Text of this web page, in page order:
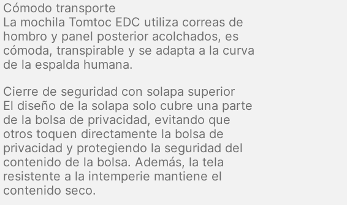
Cómodo transporte
La mochila Tomtoc EDC utiliza correas de
hombro y panel posterior acolchados, es
cómoda, transpirable y se adapta a la curva
de la espalda humana.
Cierre de seguridad con solapa superior
El diseño de la solapa solo cubre una parte
de la bolsa de privacidad, evitando que
otros toquen directamente la bolsa de
privacidad y protegiendo la seguridad del
contenido de la bolsa. Además, la tela
resistente a la intemperie mantiene el
contenido seco.